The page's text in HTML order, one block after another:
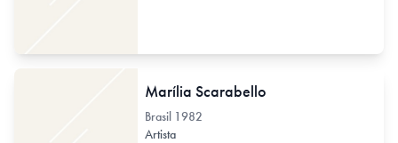
Marília Scarabello
Brasil 1982
Artista